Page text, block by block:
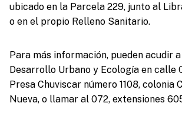
ubicado en la Parcela 229, junto al
o en el propio Relleno Sanitario.
Para más información, pueden acudir
Desarrollo Urbano y Ecología en calle
Presa Chuviscar número 1108, colonia
Nueva, o llamar al 072, extensiones